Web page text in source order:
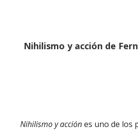
Nihilismo y acción de
Nihilismo y acciónes uno de los